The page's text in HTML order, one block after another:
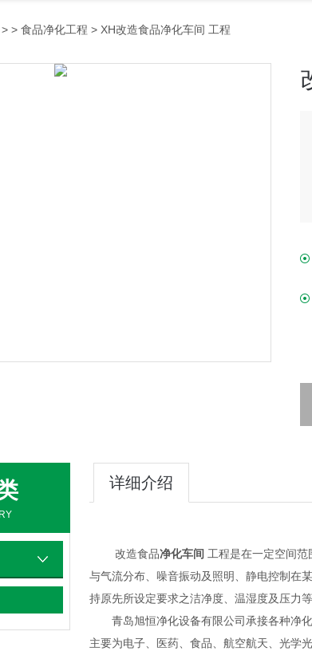
> > 食品净化工程 > XH改造食品净化车间 工程
详细介绍
改造食品净化车间 工程是在一定空间
与气流分布、噪音振动及照明、静电控制在
持原先所设定要求之洁净度、温湿度及压力等
青岛旭恒净化设备有限公司承接各种净化
主要为电子、医药、食品、航空航天、光学